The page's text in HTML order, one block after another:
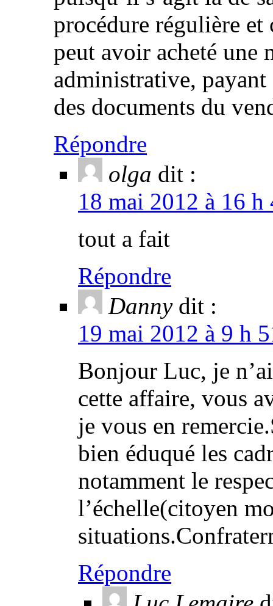
procédure régulière et
peut avoir acheté une
administrative,
des documents du
Répondre
olga dit :
18 mai 2012 à 16
tout a fait
Répondre
Danny dit :
19 mai 2012 à 9 h
Bonjour Luc, je
cette affaire, vous
je vous en
bien éduqué les
notamment le
l’échelle(citoyen
Répondre